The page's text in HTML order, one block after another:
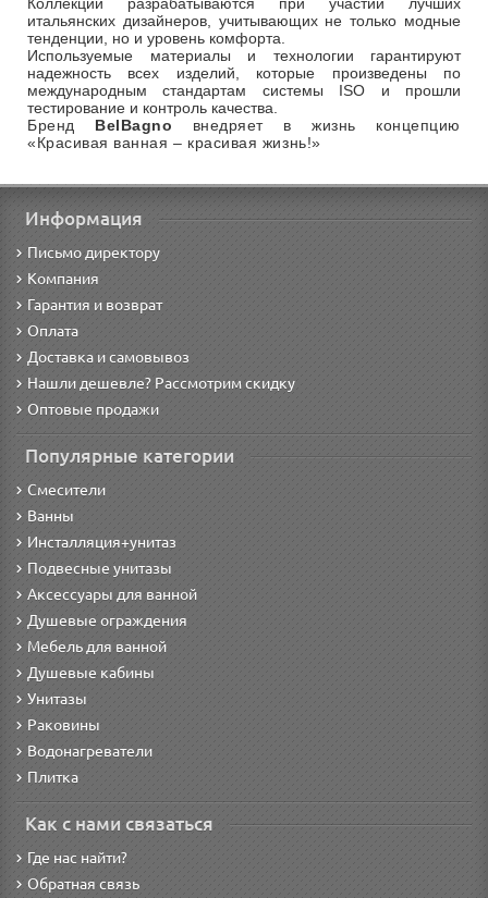
итальянских дизайнеров, учитывающих не только модные
тенденции, но и уровень комфорта.
Используемые материалы и технологии гарантируют
надежность всех изделий, которые произведены по
международным стандартам системы ISO и прошли
тестирование и контроль качества.
Бренд BelBagno внедряет в жизнь концепцию
«Красивая ванная – красивая жизнь!»
Информация
Письмо директору
Компания
Гарантия и возврат
Оплата
Доставка и самовывоз
Нашли дешевле? Рассмотрим скидку
Оптовые продажи
Популярные категории
Смесители
Ванны
Инсталляция+унитаз
Подвесные унитазы
Аксессуары для ванной
Душевые ограждения
Мебель для ванной
Душевые кабины
Унитазы
Раковины
Водонагреватели
Плитка
Как с нами связаться
Где нас найти?
Обратная связь